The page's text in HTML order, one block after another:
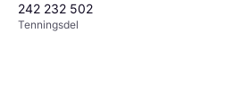
242 232 502
Tenningsdel